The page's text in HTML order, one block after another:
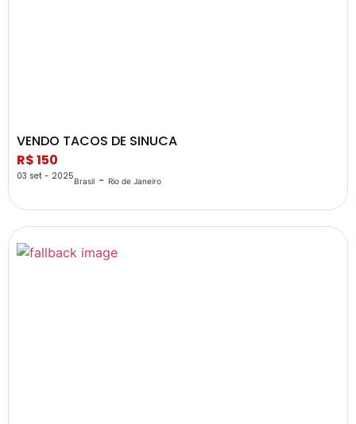
VENDO TACOS DE SINUCA
R$ 150
03 set - 2025Brasil - Rio de Janeiro